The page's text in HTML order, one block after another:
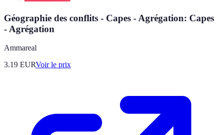
Géographie des conflits - Capes - Agrégation: Capes
- Agrégation
Ammareal
3.19 EURVoir le prix